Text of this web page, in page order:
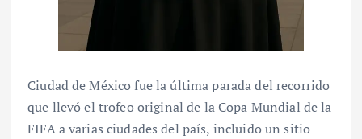
Ciudad de México fue la última parada del recorrido
que llevó el trofeo original de la Copa Mundial de la
FIFA a varias ciudades del país, incluido un sitio